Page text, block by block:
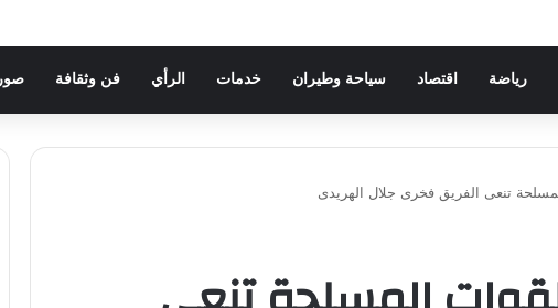
رياضة اقتصاد سياحة وطيران خدمات الرأي فن وثقافة
تنعى الفريق فخرى جلال الهريدى